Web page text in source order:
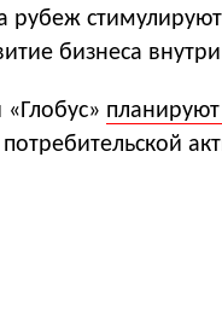
рубеж
бизнеса